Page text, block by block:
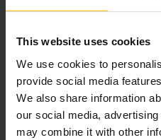
This website uses cookies
We use cookies to
provide social media
We also share information
our social media,
may combine it with other
band.
Lithium-ion batterijen
maximaal 10 uur. Ze kunnen
standaard 230 V stopcontact.
werken, heeft Jungheinrich
dat de accu in enkele